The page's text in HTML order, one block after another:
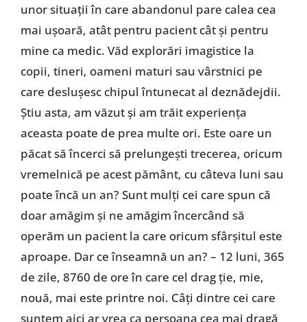
unor situații în care abandonul pare calea cea
mai ușoară, atât pentru pacient cât și pentru
mine ca medic. Văd explorări imagistice la
copii, tineri, oameni maturi sau vârstnici pe
care deslușesc chipul întunecat al deznădejdii.
Știu asta, am văzut și am trăit experiența
aceasta poate de prea multe ori. Este oare un
păcat să încerci să prelungești trecerea, oricum
vremelnică pe acest pământ, cu câteva luni sau
poate încă un an? Sunt mulți cei care spun că
doar amăgim și ne amăgim încercând să
operăm un pacient la care oricum sfârșitul este
aproape. Dar ce înseamnă un an? – 12 luni, 365
de zile, 8760 de ore în care cel drag ție, mie,
nouă, mai este printre noi. Câți dintre cei care
suntem aici ar vrea ca persoana cea mai dragă